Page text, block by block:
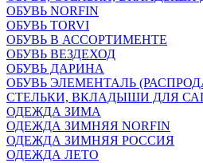
ОБУВЬ NORFIN
ОБУВЬ TORVI
ОБУВЬ В АССОРТИМЕНТЕ
ОБУВЬ ВЕЗДЕХОД
ОБУВЬ ДАРИНА
ОБУВЬ ЭЛЕМЕНТАЛЬ
СТЕЛЬКИ, ВКЛАДЫШИ ДЛЯ
ОДЕЖДА ЗИМА
ОДЕЖДА ЗИМНЯЯ NORFIN
ОДЕЖДА ЗИМНЯЯ РОССИЯ
ОДЕЖДА ЛЕТО